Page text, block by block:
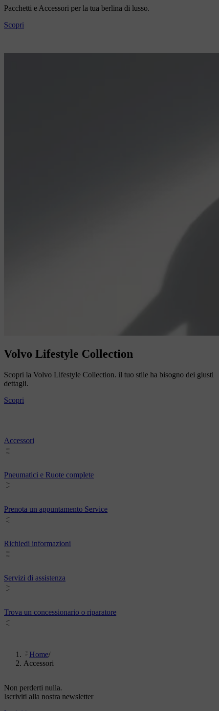
Pacchetti e Accessori per la tua berlina di lusso.
Scopri
Volvo Lifestyle Collection
Scopri la Volvo Lifestyle Collection. il tuo stile ha bisogno dei giusti
dettagli.
Scopri
Accessori
Pneumatici e Ruote complete
Prenota un appuntamento Service
Richiedi informazioni
Servizi di assistenza
Trova un concessionario o riparatore
Home/
Accessori